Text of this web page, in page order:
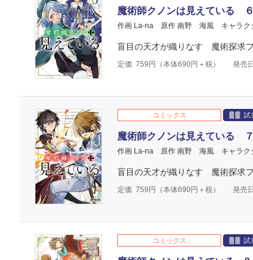
魔術師クノンは見えている ６
作画 La-na 原作 南野 海風 キャラク
盲目の天才が織りなす 魔術探求フ
定価 759 円（本体690円＋税） 発売
コミックス 試
魔術師クノンは見えている ７
作画 La-na 原作 南野 海風 キャラク
盲目の天才が織りなす 魔術探求フ
定価 759 円（本体690円＋税） 発売
コミックス 試